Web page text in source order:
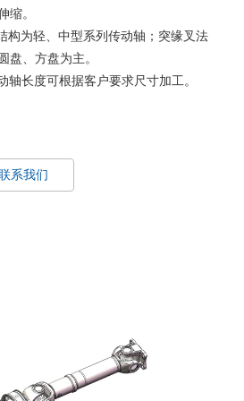
缩。
构为轻、中型系列传动轴；突缘叉法
盘、方盘为主。
轴长度可根据客户要求尺寸加工。
系我们